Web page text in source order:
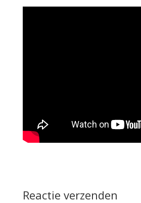
Reactie verzenden